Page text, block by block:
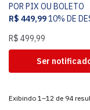
POR PIX OU BOLETO
R$ 449,9910% DE
R$ 499,99
Ser
Exibindo 1–12 de 94